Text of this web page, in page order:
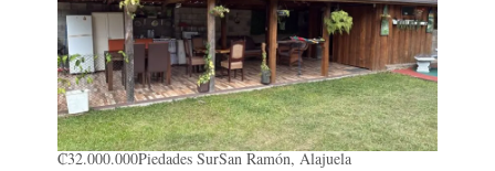
₡32.000.000Piedades SurSan Ramón, Alajuela